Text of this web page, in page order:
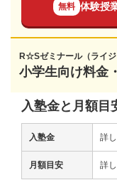
無料 体験授
R☆Sゼミナール（ライジ
小学生向け料金
入塾金と月額目
入塾金 詳
月額目安 詳